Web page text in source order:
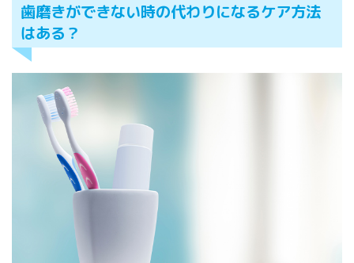
歯磨きができない時の代わりになるケア方法
はある？